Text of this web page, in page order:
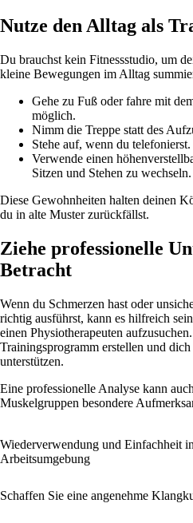
Nutze den Alltag als
Du brauchst kein Fitnessstudio, um
kleine Bewegungen im Alltag
Gehe zu Fuß oder fahre mit
möglich.
Nimm die Treppe statt des
Stehe auf, wenn du telefonierst.
Verwende einen
Sitzen und Stehen zu wechseln.
Diese Gewohnheiten halten deinen
du in alte Muster zurückfällst.
Ziehe professionelle
Betracht
Wenn du Schmerzen hast oder
richtig ausführst, kann es hilfreich
einen Physiotherapeuten
Trainingsprogramm erstellen und
unterstützen.
Eine professionelle Analyse kann
Muskelgruppen besondere
Wiederverwendung und Einfachheit
Arbeitsumgebung
Schaffen Sie eine angenehme